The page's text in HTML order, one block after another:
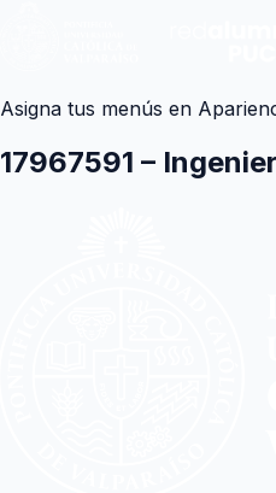
Asigna tus menús en
17967591 –